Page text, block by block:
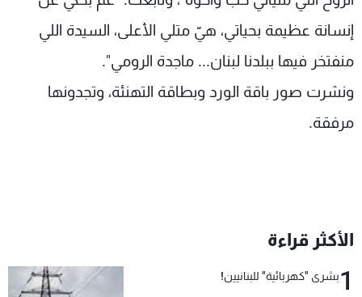
إنسانة عظيمة بحياتي، هيّ متلي الأعلى، السيدة اللي
منفتخر فيها ببلدنا لبنان... ماجدة الرومي".
ونشرت صور باقة الورد وبطاقة التهنئة، وتجدونها
مرفقة.
الأكثر قراءة
1بشرى "كهربائية" للبنانيين!